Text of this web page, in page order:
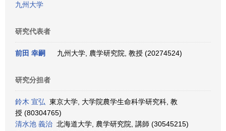
九州大学
研究代表者
前田 幸嗣 九州大学, 農学研究院, 教授 (20274524)
研究分担者
鈴木 宣弘 東京大学, 大学院農学生命科学研究科, 教
授 (80304765)
清水池 義治 北海道大学, 農学研究院, 講師 (30545215)